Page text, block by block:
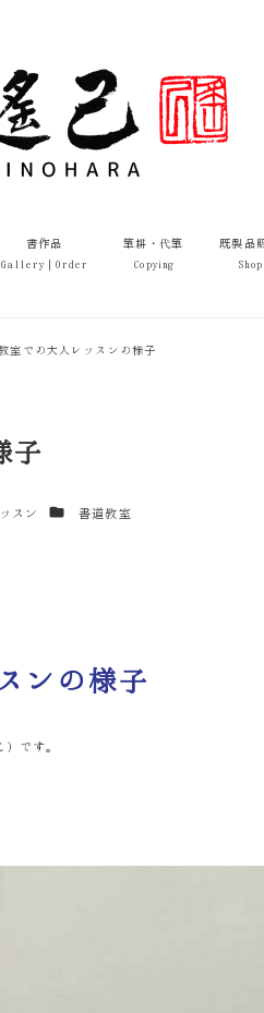
書作品
Gallery｜Order
筆耕・代筆
Copying
既製品
Shop
室での大人レッスンの様子
子
スン カテゴリー
書道教室
ンの様子
です。